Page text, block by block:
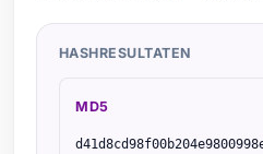
HASHRESULTATEN
MD5